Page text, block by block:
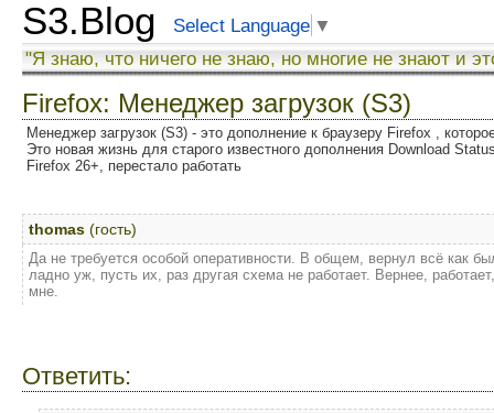
S3.Blog Select Language ▼
"Я знаю, что ничего не знаю, но многие не знают и
Firefox: Менеджер загрузок (S3)
Менеджер загрузок (S3) - это дополнение к браузеру Firefox ,
Это новая жизнь для старого известного дополнения Download
Firefox 26+, перестало работать
thomas (гость)
Да не требуется особой оперативности. В общем, вернул всё как
ладно уж, пусть их, раз другая схема не работает. Вернее,
мне.
Ответить: